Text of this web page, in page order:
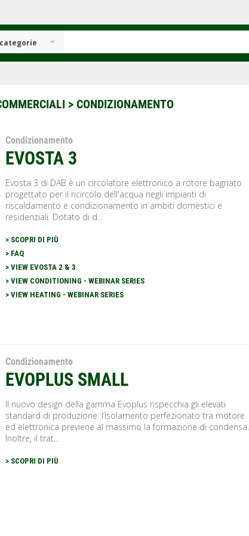
> CONDIZIONAMENTO
Condizionamento
EVOSTA 3
Evosta 3 di DAB è un circolatore elettronico a rotore bagnato
progettato per il ricircolo dell'acqua negli impianti di
riscaldamento e condizionamento in ambiti domestici e
residenziali. Dotato di d...
> SCOPRI DI PIÙ
> FAQ
> VIEW EVOSTA 2 & 3
> VIEW CONDITIONING - WEBINAR SERIES
> VIEW HEATING - WEBINAR SERIES
Condizionamento
EVOPLUS SMALL
Il nuovo design della gamma Evoplus rispecchia gli elevati
standard di produzione: l’isolamento perfezionato tra motore
ed elettronica previene al massimo la formazione di condensa.
Inoltre, il trat...
> SCOPRI DI PIÙ